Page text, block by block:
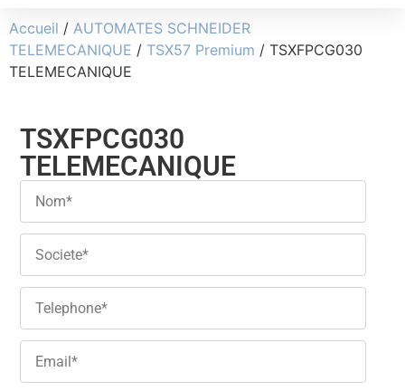
Accueil / AUTOMATES SCHNEIDER
TELEMECANIQUE / TSX57 Premium / TSXFPCG030
TELEMECANIQUE
TSXFPCG030
TELEMECANIQUE